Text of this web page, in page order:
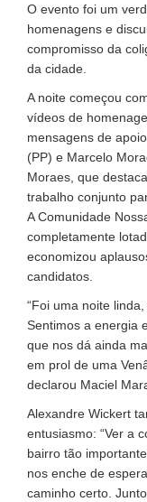
O evento foi um
homenagens e
compromisso da
da cidade.
A noite começou
vídeos de
mensagens de
(PP) e Marcelo
Moraes, que
trabalho conjunto
A Comunidade
completamente
economizou
candidatos.
“Foi uma noite
Sentimos a energia
que nos dá ainda
em prol de uma
declarou Maciel
Alexandre Wickert
entusiasmo: “Ver a
bairro tão
nos enche de
caminho certo.